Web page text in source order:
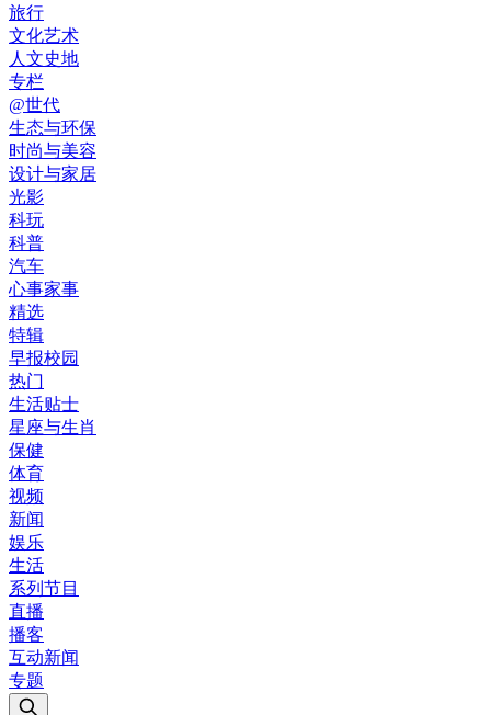
旅行
文化艺术
人文史地
专栏
@世代
生态与环保
时尚与美容
设计与家居
光影
科玩
科普
汽车
心事家事
精选
特辑
早报校园
热门
生活贴士
星座与生肖
保健
体育
视频
新闻
娱乐
生活
系列节目
直播
播客
互动新闻
专题